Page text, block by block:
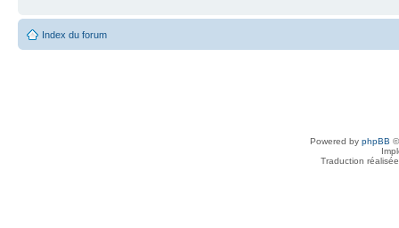
Index du forum
Powered by phpBB
Traduction